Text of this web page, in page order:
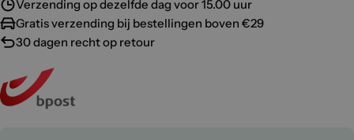
Verzending op dezelfde dag voor 15.00 uur
Gratis verzending bij bestellingen boven €29
30 dagen recht op retour